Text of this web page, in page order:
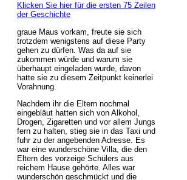
Klicken Sie hier für die ersten 75 Zeilen
der Geschichte
graue Maus vorkam, freute sie sich
trotzdem wenigstens auf diese Party
gehen zu dürfen. Was da auf sie
zukommen würde und warum sie
überhaupt eingeladen wurde, davon
hatte sie zu diesem Zeitpunkt keinerlei
Vorahnung.
Nachdem ihr die Eltern nochmal
eingebläut hatten sich von Alkohol,
Drogen, Zigaretten und vor allem Jungs
fern zu halten, stieg sie in das Taxi und
fuhr zu der angebenden Adresse. Es
war eine wunderschöne Villa, die den
Eltern des vorzeige Schülers aus
reichem Hause gehörte. Alles war
wunderschön geschmückt und die